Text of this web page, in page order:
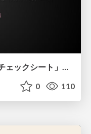
取引先から届く 「セキュリティチェックシート」の読み解き方
0 110